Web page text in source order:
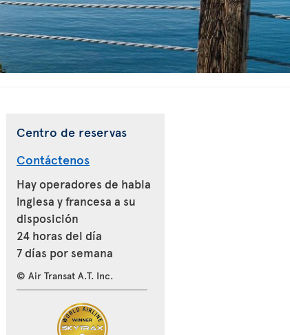
Centro de reservas
Contáctenos
Hay operadores de habla
inglesa y francesa a su
disposición
24 horas del día
7 días por semana
© Air Transat A.T. Inc.